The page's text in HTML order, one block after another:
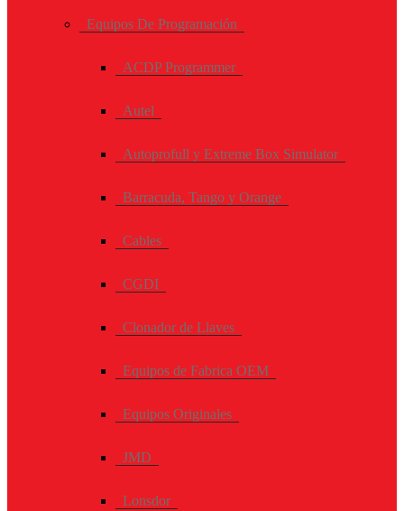
Equipos De Programación
ACDP Programmer
Autel
Autoprofull y Extreme Box Simulator
Barracuda, Tango y Orange
Cables
CGDI
Clonador de Llaves
Equipos de Fabrica OEM
Equipos Originales
JMD
Lonsdor